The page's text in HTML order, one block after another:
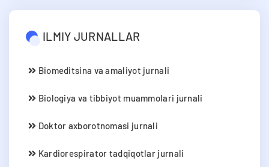
ILMIY JURNALLAR
Biomeditsina va amaliyot jurnali
Biologiya va tibbiyot muammolari jurnali
Doktor axborotnomasi jurnali
Kardiorespirator tadqiqotlar jurnali